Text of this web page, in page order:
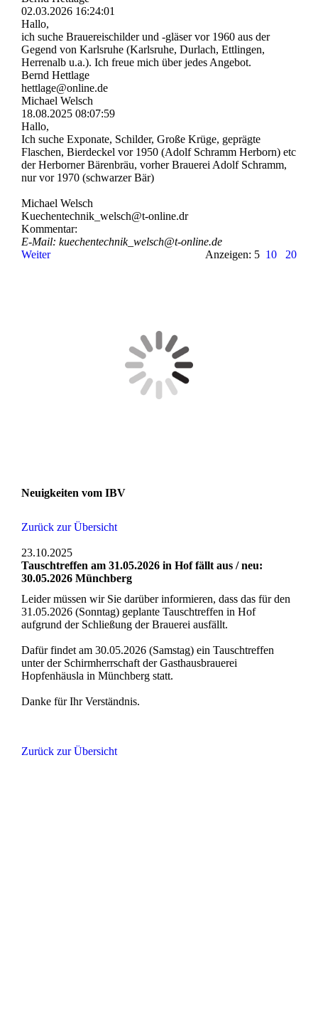
02.03.2026 16:24:01
Hallo,
ich suche Brauereischilder und -gläser vor 1960 aus der
Gegend von Karlsruhe (Karlsruhe, Durlach, Ettlingen,
Herrenalb u.a.). Ich freue mich über jedes Angebot.
Bernd Hettlage
hettlage@online.de
Michael Welsch
18.08.2025 08:07:59
Hallo,
Ich suche Exponate, Schilder, Große Krüge, geprägte
Flaschen, Bierdeckel vor 1950 (Adolf Schramm Herborn) etc
der Herborner Bärenbräu, vorher Brauerei Adolf Schramm,
nur vor 1970 (schwarzer Bär)
Michael Welsch
Kuechentechnik_­welsch@­t-­online.­dr
Kommentar:
E-Mail: kuechentechnik_­welsch@­t-­online.­de
Weiter
Anzeigen: 5 10 20
Neuigkeiten vom IBV
Zurück zur Übersicht
23.10.2025
Tauschtreffen am 31.05.2026 in Hof fällt aus / neu:
30.05.2026 Münchberg
Leider müssen wir Sie darüber informieren, dass das für den
31.05.2026 (Sonntag) geplante Tauschtreffen in Hof
aufgrund der Schließung der Brauerei ausfällt.
Dafür findet am 30.05.2026 (Samstag) ein Tauschtreffen
unter der Schirmherrschaft der Gasthausbrauerei
Hopfenhäusla in Münchberg statt.
Danke für Ihr Verständnis.
Zurück zur Übersicht